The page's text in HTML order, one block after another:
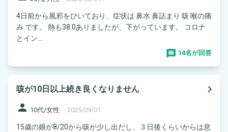
4日前から風邪をひいており、症状は 鼻水 鼻詰まり 咳 喉の痛
み です。 熱も38.0ありましたが、下がっています。 コロナ
とイン...
14名が回答
咳が10日以上続き良くなりません
navigate_next
person 10代/女性 - 2025/09/01
15歳の娘が8/20から咳が少し出だし、３日後くらいからは息